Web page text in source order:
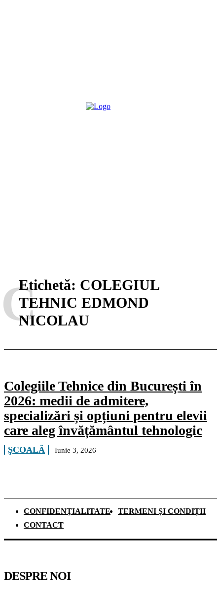
Etichetă: COLEGIUL
TEHNIC EDMOND
NICOLAU
C
Colegiile Tehnice din București în
2026: medii de admitere,
specializări și opțiuni pentru elevii
care aleg învățământul tehnologic
ŞCOALĂ Iunie 3, 2026
CONFIDENȚIALITATE
TERMENI ȘI CONDIȚII
CONTACT
DESPRE NOI